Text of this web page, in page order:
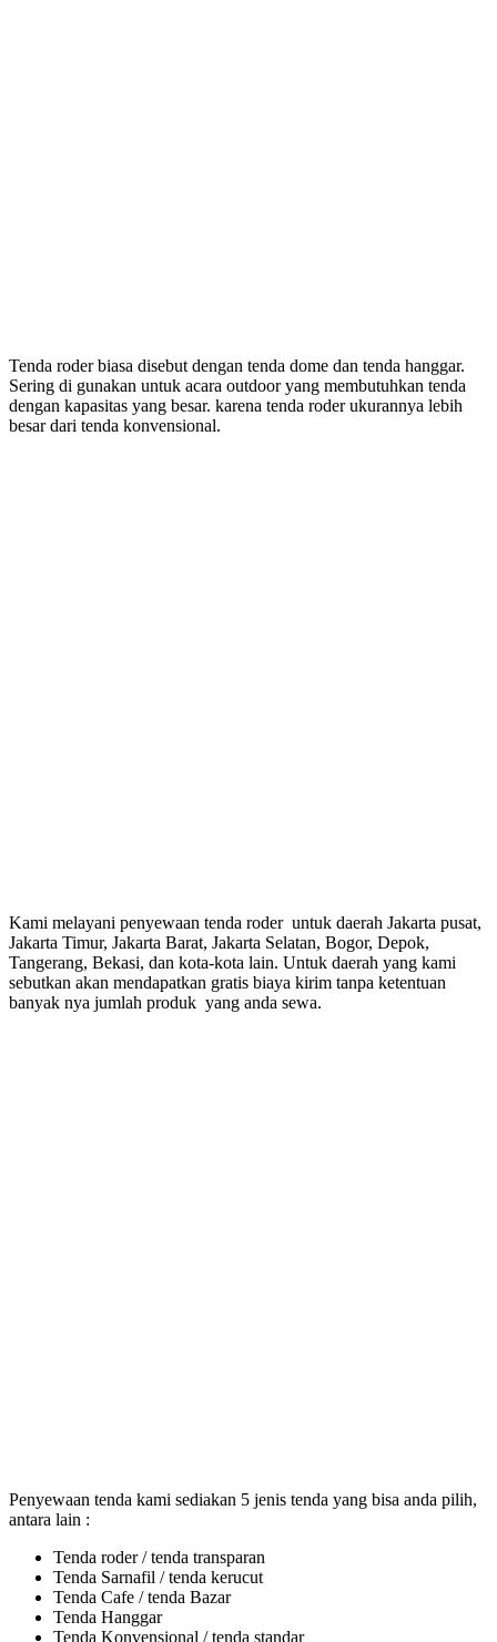
Tenda roder biasa disebut dengan tenda dome dan tenda hanggar.
Sering di gunakan untuk acara outdoor yang membutuhkan tenda
dengan kapasitas yang besar. karena tenda roder ukurannya lebih
besar dari tenda konvensional.
Kami melayani penyewaan tenda roder untuk daerah Jakarta pusat,
Jakarta Timur, Jakarta Barat, Jakarta Selatan, Bogor, Depok,
Tangerang, Bekasi, dan kota-kota lain. Untuk daerah yang kami
sebutkan akan mendapatkan gratis biaya kirim tanpa ketentuan
banyak nya jumlah produk yang anda sewa.
Penyewaan tenda kami sediakan 5 jenis tenda yang bisa anda pilih,
antara lain :
Tenda roder / tenda transparan
Tenda Sarnafil / tenda kerucut
Tenda Cafe / tenda Bazar
Tenda Hanggar
Tenda Konvensional / tenda standar